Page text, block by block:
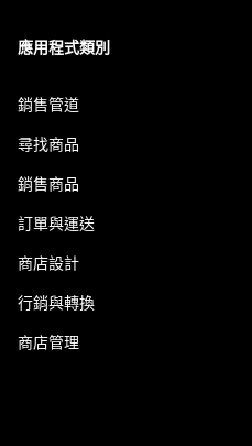
應用程式類別
銷售管道
尋找商品
銷售商品
訂單與運送
商店設計
行銷與轉換
商店管理